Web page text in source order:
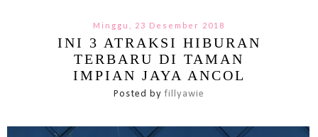
Minggu, 23 Desember 2018
INI 3 ATRAKSI HIBURAN
TERBARU DI TAMAN
IMPIAN JAYA ANCOL
Posted byfillyawie